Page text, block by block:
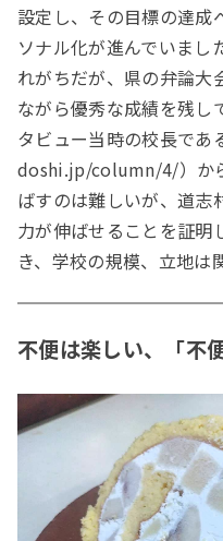
設定し、その目標の達成
ソナル化が進んでいまし
れがちだが、県の弁論大
ながら優秀な成績を残し
タビュー当時の校長で
doshi.jp/column/4/）か
ばすのは難しいが、道志
力が伸ばせることを証明
き、学校の規模、立地は
不便は楽しい、「不